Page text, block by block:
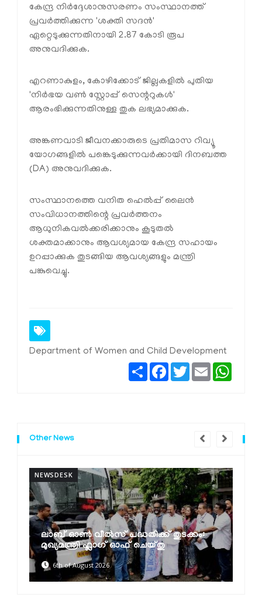
കേന്ദ്ര നിർദ്ദേശാനുസരണം സംസ്ഥാനത്ത്
പ്രവർത്തിക്കുന്ന 'ശക്തി സദൻ'
ഏറ്റെടുക്കുന്നതിനായി 2.87 കോടി രൂപ
അനുവദിക്കുക.
എറണാകുളം, കോഴിക്കോട് ജില്ലകളിൽ പുതിയ
'നിർഭയ വൺ സ്റ്റോപ്പ് സെന്ററുകൾ'
ആരംഭിക്കുന്നതിനുള്ള തുക ലഭ്യമാക്കുക.
അങ്കണവാടി ജീവനക്കാരുടെ പ്രതിമാസ റിവ്യൂ
യോഗങ്ങളിൽ പങ്കെടുക്കുന്നവർക്കായി ദിനബത്ത
(DA) അനുവദിക്കുക.
സംസ്ഥാനത്തെ വനിത ഹെൽപ്പ് ലൈൻ
സംവിധാനത്തിന്റെ പ്രവർത്തനം
ആധുനികവൽക്കരിക്കാനും കൂടുതൽ
ശക്തമാക്കാനും ആവശ്യമായ കേന്ദ്ര സഹായം
ഉറപ്പാക്കുക തുടങ്ങിയ ആവശ്യങ്ങളും മന്ത്രി
പങ്കുവെച്ചു.
Department of Women and Child Development
ShareFacebook
TwitterEmail
Other News
NEWSDESK
ലാബ് ഓൺ വീൽസ് പദ്ധതിക്ക് തുടക്കം:
മുഖ്യമന്ത്രി ഫ്ലാഗ് ഓഫ് ചെയ്തു
6th of August 2026